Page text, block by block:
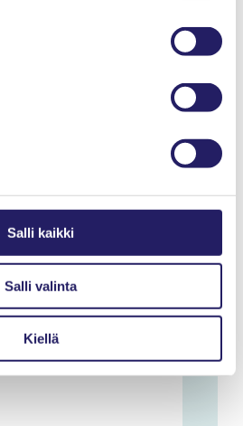
Salli kaikki
Salli valinta
Kiellä